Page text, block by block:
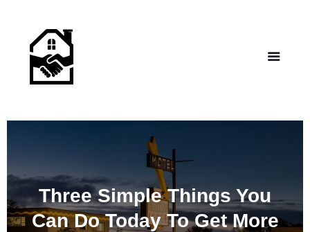
Three Simple Things You
Can Do Today To Get More
– Helping those in need find affordable housing
About Us
Contact Us